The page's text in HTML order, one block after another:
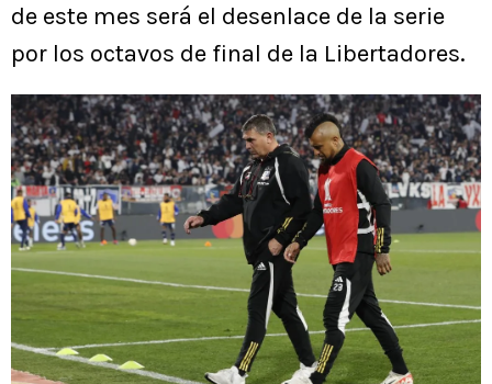
de este mes será el desenlace de la serie
por los octavos de final de la Libertadores.